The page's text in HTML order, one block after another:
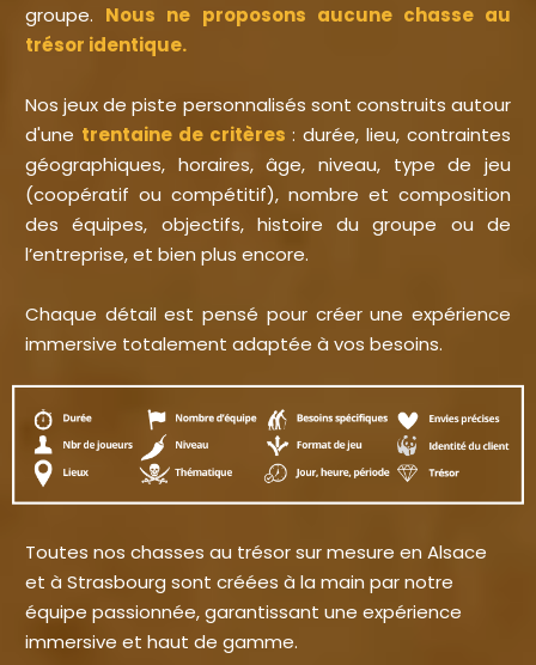
groupe. Nous ne proposons aucune chasse au
trésor identique.
Nos jeux de piste personnalisés sont construits autour
d'une trentaine de critères : durée, lieu, contraintes
géographiques, horaires, âge, niveau, type de jeu
(coopératif ou compétitif), nombre et composition
des équipes, objectifs, histoire du groupe ou de
l’entreprise, et bien plus encore.
Chaque détail est pensé pour créer une expérience
immersive totalement adaptée à vos besoins.
Toutes nos chasses au trésor sur mesure en Alsace
et à Strasbourg sont créées à la main par notre
équipe passionnée, garantissant une expérience
immersive et haut de gamme.